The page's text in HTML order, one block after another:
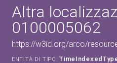
Altra
0100005062
https://w3id.org/arco/
ENTITÀ DI TIPO: